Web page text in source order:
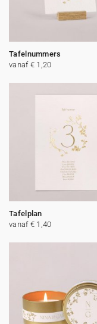
Tafelnummers
vanaf € 1,20
Tafelplan
vanaf € 1,40